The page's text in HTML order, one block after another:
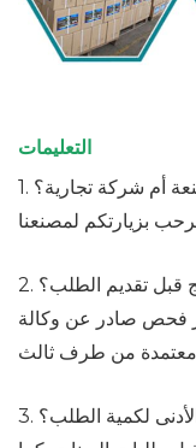
التعليمات
أم شركة تجارية؟
قبل تقديم الطلب؟
فحص صادر عن وكالة
الأدنى لكمية الطلب؟